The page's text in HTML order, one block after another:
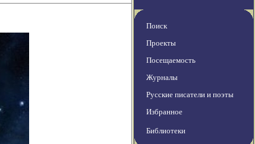
Поиск
Проекты
Посещаемость
Журналы
Русские писатели и поэты
Избранное
Библиотеки